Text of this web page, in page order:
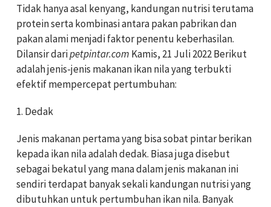
Tidak hanya asal kenyang, kandungan nutrisi terutama
protein serta kombinasi antara pakan pabrikan dan
pakan alami menjadi faktor penentu keberhasilan.
Dilansir daripetpintar.com Kamis, 21 Juli 2022 Berikut
adalah jenis-jenis makanan ikan nila yang terbukti
efektif mempercepat pertumbuhan:
1. Dedak
Jenis makanan pertama yang bisa sobat pintar berikan
kepada ikan nila adalah dedak. Biasa juga disebut
sebagai bekatul yang mana dalam jenis makanan ini
sendiri terdapat banyak sekali kandungan nutrisi yang
dibutuhkan untuk pertumbuhan ikan nila. Banyak